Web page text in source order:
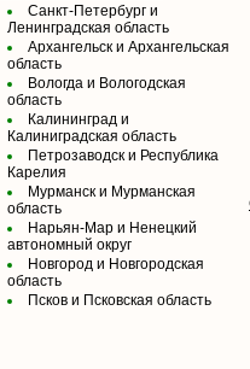
Санкт-Петербург и
Ленинградская область
Архангельск и Архангельская
область
Вологда и Вологодская
область
Калининград и
Калиниградская область
Петрозаводск и Республика
Карелия
Мурманск и Мурманская
область
Нарьян-Мар и Ненецкий
автономный округ
Новгород и Новгородская
область
Псков и Псковская область